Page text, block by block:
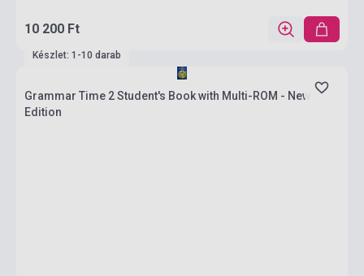
10 200 Ft
Készlet: 1-10 darab
Grammar Time 2 Student's Book with Multi-ROM - New
Edition